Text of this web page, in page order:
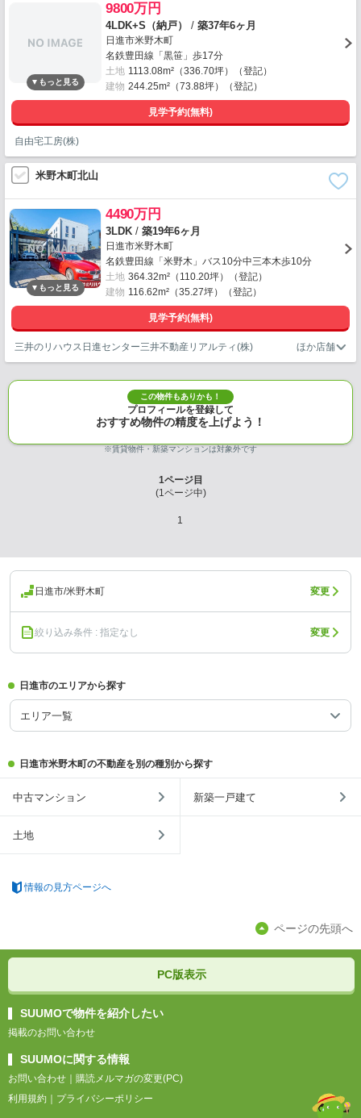
9800万円
4LDK+S（納戸） / 築37年6ヶ月
日進市米野木町
名鉄豊田線「黒笹」歩17分
土地 1113.08m²（336.70坪）（登記）
建物 244.25m²（73.88坪）（登記）
見学予約(無料)
自由宅工房(株)
米野木町北山
4490万円
3LDK / 築19年6ヶ月
日進市米野木町
名鉄豊田線「米野木」バス10分中三本木歩10分
土地 364.32m²（110.20坪）（登記）
建物 116.62m²（35.27坪）（登記）
見学予約(無料)
三井のリハウス日進センター三井不動産リアルティ(株)
この物件もありかも！
プロフィールを登録して
おすすめ物件の精度を上げよう！
※賃貸物件・新築マンションは対象外です
1ページ目
(1ページ中)
1
日進市/米野木町 変更
絞り込み条件 : 指定なし 変更
日進市のエリアから探す
エリア一覧
日進市米野木町の不動産を別の種別から探す
中古マンション 新築一戸建て
土地
情報の見方ページへ
ページの先頭へ
PC版表示
SUUMOで物件を紹介したい
掲載のお問い合わせ
SUUMOに関する情報
お問い合わせ
購読メルマガの変更(PC)
利用規約
プライバシーポリシー